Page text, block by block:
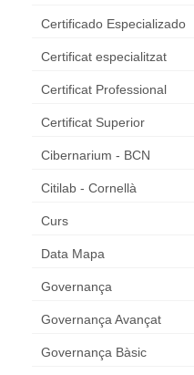
Certificado Especializado
Certificat especialitzat
Certificat Professional
Certificat Superior
Cibernarium - BCN
Citilab - Cornellà
Curs
Data Mapa
Governança
Governança Avançat
Governança Bàsic